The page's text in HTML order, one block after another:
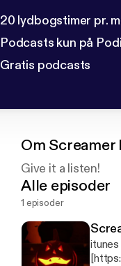
20 lydbogstimer pr.
Podcasts kun på
Gratis podcasts
Om Screamer
Give it a listen!
Alle episoder
1 episoder